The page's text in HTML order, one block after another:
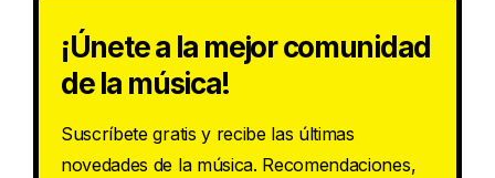
¡Únete a la mejor comunidad
de la música!
Suscríbete gratis y recibe las últimas
novedades de la música. Recomendaciones,